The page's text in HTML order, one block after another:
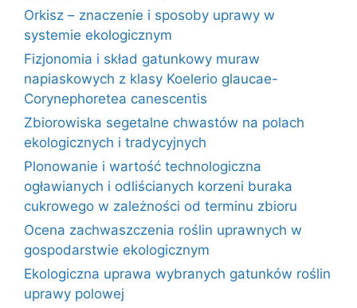
Orkisz – znaczenie i sposoby uprawy w
systemie ekologicznym
Fizjonomia i skład gatunkowy muraw
napiaskowych z klasy Koelerio glaucae-
Corynephoretea canescentis
Zbiorowiska segetalne chwastów na polach
ekologicznych i tradycyjnych
Plonowanie i wartość technologiczna
ogławianych i odliścianych korzeni buraka
cukrowego w zależności od terminu zbioru
Ocena zachwaszczenia roślin uprawnych w
gospodarstwie ekologicznym
Ekologiczna uprawa wybranych gatunków roślin
uprawy polowej